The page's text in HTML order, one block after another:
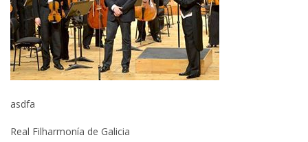
asdfa
Real Filharmonía de Galicia